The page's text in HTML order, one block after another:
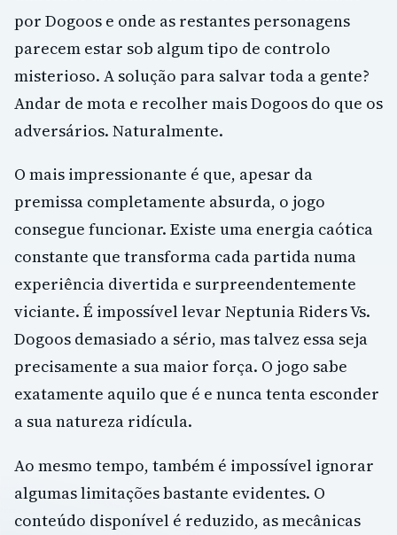
por Dogoos e onde as restantes personagens
parecem estar sob algum tipo de controlo
misterioso. A solução para salvar toda a gente?
Andar de mota e recolher mais Dogoos do que os
adversários. Naturalmente.
O mais impressionante é que, apesar da
premissa completamente absurda, o jogo
consegue funcionar. Existe uma energia caótica
constante que transforma cada partida numa
experiência divertida e surpreendentemente
viciante. É impossível levar Neptunia Riders Vs.
Dogoos demasiado a sério, mas talvez essa seja
precisamente a sua maior força. O jogo sabe
exatamente aquilo que é e nunca tenta esconder
a sua natureza ridícula.
Ao mesmo tempo, também é impossível ignorar
algumas limitações bastante evidentes. O
conteúdo disponível é reduzido, as mecânicas